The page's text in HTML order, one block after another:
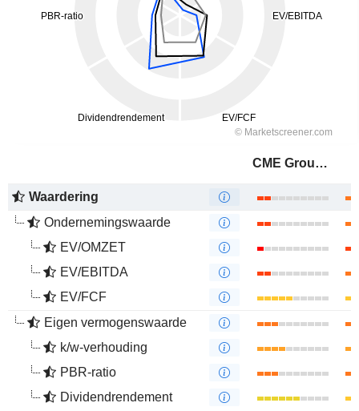
CME Group Inc.
Waardering
Ondernemingswaarde
EV/OMZET
EV/EBITDA
EV/FCF
Eigen vermogenswaarde
k/w-verhouding
PBR-ratio
Dividendrendement